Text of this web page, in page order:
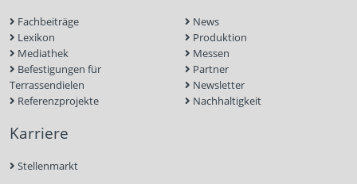
Fachbeiträge
Lexikon
Mediathek
Befestigungen für
Terrassendielen
Referenzprojekte
News
Produktion
Messen
Partner
Newsletter
Nachhaltigkeit
Karriere
Stellenmarkt